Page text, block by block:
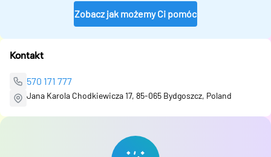
Zobacz jak możemy Ci pomóc
Kontakt
570 171 777
Jana Karola Chodkiewicza 17, 85-065 Bydgoszcz, Poland